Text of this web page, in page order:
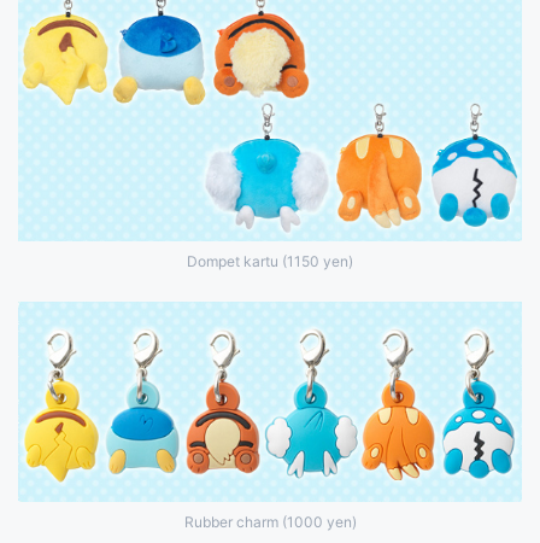
Dompet kartu (1150 yen)
Rubber charm (1000 yen)